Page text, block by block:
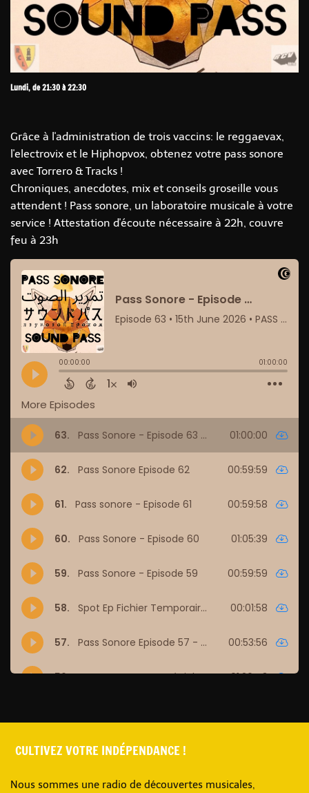
Lundi, de 21:30 à 22:30
Grâce à l'administration de trois vaccins: le reggaevax,
l'electrovix et le Hiphopvox, obtenez votre pass sonore
avec Torrero & Tracks !
Chroniques, anecdotes, mix et conseils groseille vous
attendent ! Pass sonore, un laboratoire musicale à votre
service ! Attestation d'écoute nécessaire à 22h, couvre
feu à 23h
CULTIVEZ VOTRE INDÉPENDANCE !
Nous sommes une radio de découvertes musicales,